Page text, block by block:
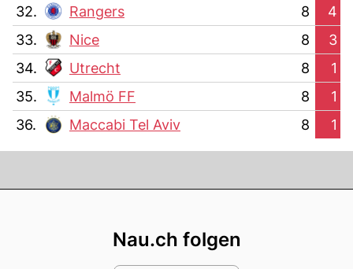
32.
Rangers 8
4
33.
Nice 8
3
34.
Utrecht 8
1
35.
Malmö FF 8
1
36.
Maccabi Tel Aviv 8 1
Nau.ch folgen